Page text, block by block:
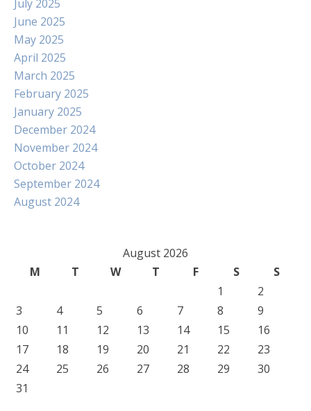
July 2025
June 2025
May 2025
April 2025
March 2025
February 2025
January 2025
December 2024
November 2024
October 2024
September 2024
August 2024
August 2026
M
T W T F S
S
1
2
3
4 5 6 7 8
9
10
11 12 13 14 15
16
17
18 19 20 21 22
23
24
25 26 27 28 29
30
31